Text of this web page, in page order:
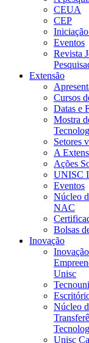
CEUA
CEP
Eventos
Revista
Extensão
Cursos
Datas e
Mostra
Setores
A
Ações
UNISC
Eventos
Núcleo
NAC
Bolsas
Inovação
Unisc
Núcleo
Unisc